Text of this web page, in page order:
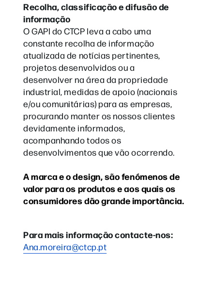
Recolha, classificação e difusão de
informação
O GAPI do CTCP leva a cabo uma
constante recolha de informação
atualizada de notícias pertinentes,
projetos desenvolvidos ou a
desenvolver na área da propriedade
industrial, medidas de apoio (nacionais
e/ou comunitárias) para as empresas,
procurando manter os nossos clientes
devidamente informados,
acompanhando todos os
desenvolvimentos que vão ocorrendo.
A marca e o design, são fenómenos de
valor para os produtos e aos quais os
consumidores dão grande importância.
Para mais informação contacte-nos:
Ana.moreira@ctcp.pt